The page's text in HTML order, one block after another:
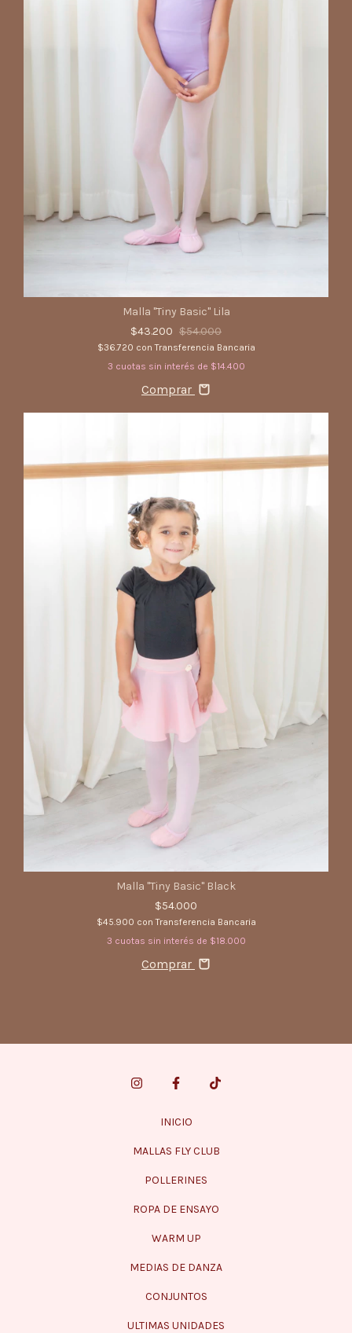
Malla "Tiny Basic" Lila
$43.200 $54.000
$36.720 con Transferencia Bancaria
3 cuotas sin interés de $14.400
Comprar
Malla "Tiny Basic" Black
$54.000
$45.900 con Transferencia Bancaria
3 cuotas sin interés de $18.000
Comprar
INICIO
MALLAS FLY CLUB
POLLERINES
ROPA DE ENSAYO
WARM UP
MEDIAS DE DANZA
CONJUNTOS
ULTIMAS UNIDADES